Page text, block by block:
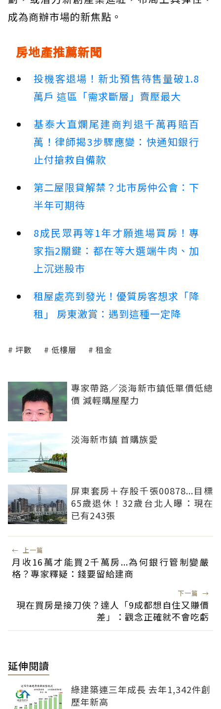
成為商辦市場的新焦點。
房地產推薦新聞
投機客退場！新北預售待售量破1.8
萬戶 這區「需求斷層」賣壓最大
基泰大直爛尾建商判退千萬再賠百
萬！律師揭3步驟應變：快通知銀行
止付搶救自備款
第二屋限貸解禁？北市房仲公會：下
半年可期待
8成民眾再等1年才願進場買房！專
家指2關鍵：都在等大選端牛肉、加
上沉迷股市
租屋處亮到發光！優質房客想求「降
租」 房東激賞：遇到這種一定降
坪數 低樓層 租金
專家帶路／淡海新市鎮低單價低總
價 減輕購屋壓力
淡海新市鎮 首購族愛
屏東套房＋存股千張00878...目標
65歲退休！32歲台北人曝：現在
已有243張
← 上一篇
月收16萬才能買2千萬房...為何銀行管制變嚴
格？專家釋疑：錢要留給建商
下一篇 →
現在買房是接刀俠？達人「9成都想自住又賺價
差」：觀念正確就不會吃虧
延伸閱讀
綠建築連三年成長 去年1,342件創
歷年新高